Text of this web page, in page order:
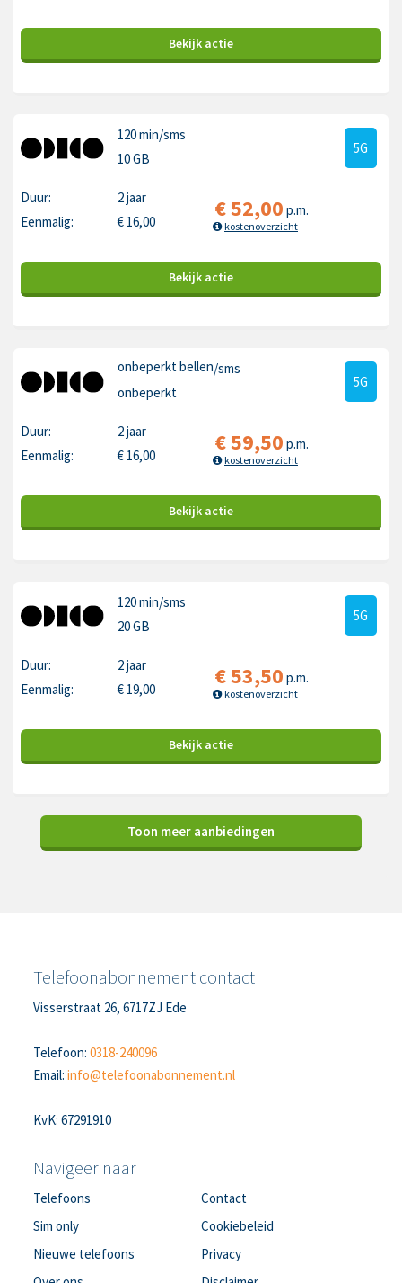
Bekijk actie
120 min/sms
10 GB
5G
Duur:
2 jaar
Eenmalig:
€ 16,00 €52,00 p.m.
kostenoverzicht
Bekijk actie
onbeperkt bellen/sms
onbeperkt
5G
Duur:
2 jaar
Eenmalig:
€ 16,00 €59,50 p.m.
kostenoverzicht
Bekijk actie
120 min/sms
20 GB
5G
Duur:
2 jaar
Eenmalig:
€ 19,00 €53,50 p.m.
kostenoverzicht
Bekijk actie
Toon meer aanbiedingen
Telefoonabonnement contact
Visserstraat 26, 6717ZJ Ede
Telefoon:0318-240096
Email:info@telefoonabonnement.nl
KvK: 67291910
Navigeer naar
Telefoons
Sim only
Nieuwe telefoons
Contact
Cookiebeleid
Privacy